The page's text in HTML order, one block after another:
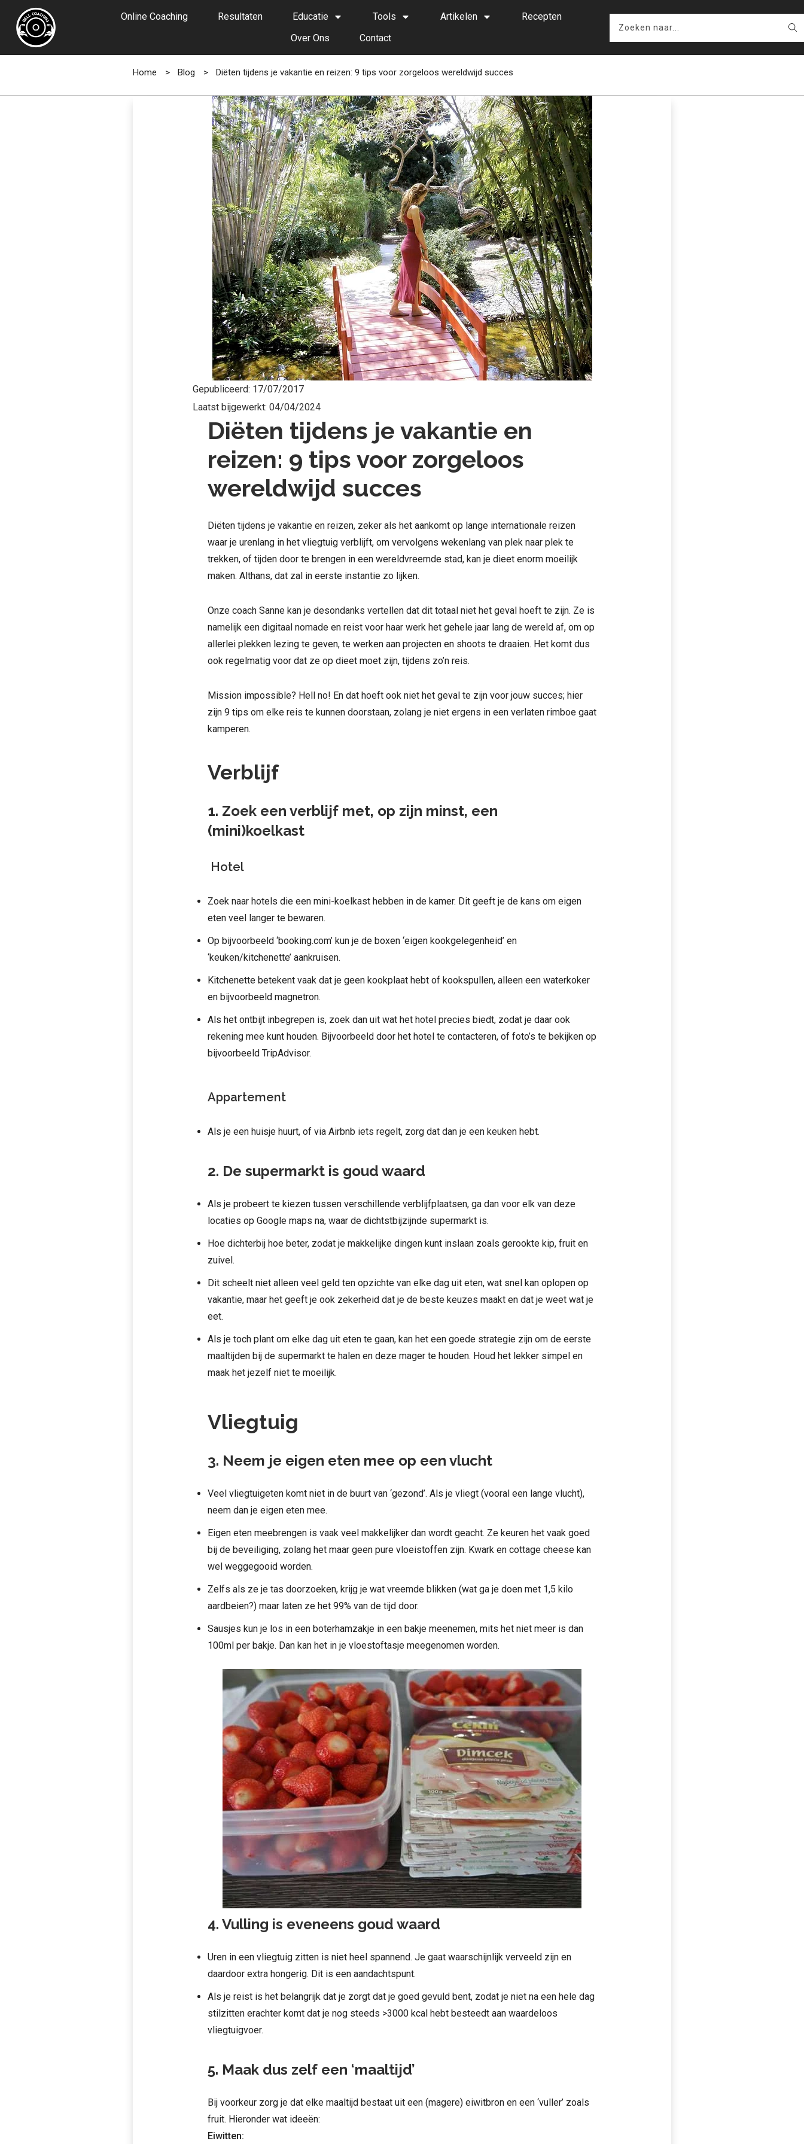
Online Coaching Resultaten Educatie Tools Artikelen
Recepten
Over Ons
Contact
Home > Blog > Diëten tijdens je vakantie en reizen: 9 tips voor zorgeloos wereldwijd succes
Gepubliceerd: 17/07/2017
Laatst bijgewerkt: 04/04/2024
Diëten tijdens je vakantie en
reizen: 9 tips voor zorgeloos
wereldwijd succes
Diëten tijdens je vakantie en reizen, zeker als het aankomt op lange internationale reizen
waar je urenlang in het vliegtuig verblijft, om vervolgens wekenlang van plek naar plek te
trekken, of tijden door te brengen in een wereldvreemde stad, kan je dieet enorm moeilijk
maken. Althans, dat zal in eerste instantie zo lijken.
Onze coach Sanne kan je desondanks vertellen dat dit totaal niet het geval hoeft te zijn. Ze is
namelijk een digitaal nomade en reist voor haar werk het gehele jaar lang de wereld af, om op
allerlei plekken lezing te geven, te werken aan projecten en shoots te draaien. Het komt dus
ook regelmatig voor dat ze op dieet moet zijn, tijdens zo’n reis.
Mission impossible? Hell no! En dat hoeft ook niet het geval te zijn voor jouw succes; hier
zijn 9 tips om elke reis te kunnen doorstaan, zolang je niet ergens in een verlaten rimboe gaat
kamperen.
Verblijf
1. Zoek een verblijf met, op zijn minst, een
(mini)koelkast
Hotel
Zoek naar hotels die een mini-koelkast hebben in de kamer. Dit geeft je de kans om eigen
eten veel langer te bewaren.
Op bijvoorbeeld ‘booking.com’ kun je de boxen ‘eigen kookgelegenheid’ en
‘keuken/kitchenette’ aankruisen.
Kitchenette betekent vaak dat je geen kookplaat hebt of kookspullen, alleen een waterkoker
en bijvoorbeeld magnetron.
Als het ontbijt inbegrepen is, zoek dan uit wat het hotel precies biedt, zodat je daar ook
rekening mee kunt houden. Bijvoorbeeld door het hotel te contacteren, of foto’s te bekijken op
bijvoorbeeld TripAdvisor.
Appartement
Als je een huisje huurt, of via Airbnb iets regelt, zorg dat dan je een keuken hebt.
2. De supermarkt is goud waard
Als je probeert te kiezen tussen verschillende verblijfplaatsen, ga dan voor elk van deze
locaties op Google maps na, waar de dichtstbijzijnde supermarkt is.
Hoe dichterbij hoe beter, zodat je makkelijke dingen kunt inslaan zoals gerookte kip, fruit en
zuivel.
Dit scheelt niet alleen veel geld ten opzichte van elke dag uit eten, wat snel kan oplopen op
vakantie, maar het geeft je ook zekerheid dat je de beste keuzes maakt en dat je weet wat je
eet.
Als je toch plant om elke dag uit eten te gaan, kan het een goede strategie zijn om de eerste
maaltijden bij de supermarkt te halen en deze mager te houden. Houd het lekker simpel en
maak het jezelf niet te moeilijk.
Vliegtuig
3. Neem je eigen eten mee op een vlucht
Veel vliegtuigeten komt niet in de buurt van ‘gezond’. Als je vliegt (vooral een lange vlucht),
neem dan je eigen eten mee.
Eigen eten meebrengen is vaak veel makkelijker dan wordt geacht. Ze keuren het vaak goed
bij de beveiliging, zolang het maar geen pure vloeistoffen zijn. Kwark en cottage cheese kan
wel weggegooid worden.
Zelfs als ze je tas doorzoeken, krijg je wat vreemde blikken (wat ga je doen met 1,5 kilo
aardbeien?) maar laten ze het 99% van de tijd door.
Sausjes kun je los in een boterhamzakje in een bakje meenemen, mits het niet meer is dan
100ml per bakje. Dan kan het in je vloestoftasje meegenomen worden.
4. Vulling is eveneens goud waard
Uren in een vliegtuig zitten is niet heel spannend. Je gaat waarschijnlijk verveeld zijn en
daardoor extra hongerig. Dit is een aandachtspunt.
Als je reist is het belangrijk dat je zorgt dat je goed gevuld bent, zodat je niet na een hele dag
stilzitten erachter komt dat je nog steeds >3000 kcal hebt besteedt aan waardeloos
vliegtuigvoer.
5. Maak dus zelf een ‘maaltijd’
Bij voorkeur zorg je dat elke maaltijd bestaat uit een (magere) eiwitbron en een ‘vuller’ zoals
fruit. Hieronder wat ideeën:
Eiwitten: